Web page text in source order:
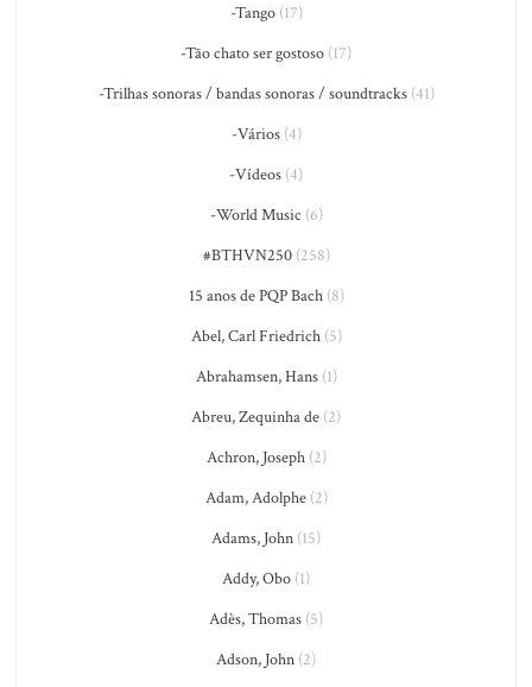
-Tango(17)
-Tão chato ser gostoso (17)
-Trilhas sonoras / bandas sonoras / soundtracks(41)
-Vários(4)
-Vídeos (4)
-World Music (6)
#BTHVN250(258)
15 anos de PQP Bach(8)
Abel, Carl Friedrich(5)
Abrahamsen, Hans(1)
Abreu, Zequinha de (2)
Achron, Joseph(2)
Adam, Adolphe(2)
Adams, John (15)
Addy, Obo (1)
Adès, Thomas (5)
Adson, John (2)